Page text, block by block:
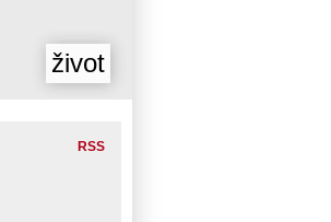
život
RSS